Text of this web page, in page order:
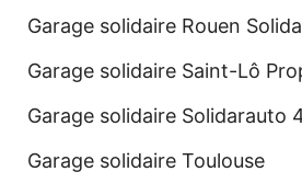
Garage solidaire Rouen
Garage solidaire Saint-Lô
Garage solidaire Solidarauto
Garage solidaire Toulouse